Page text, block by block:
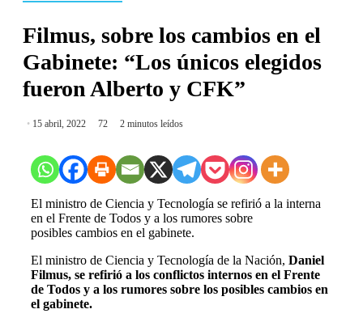
Filmus, sobre los cambios en el
Gabinete: “Los únicos elegidos
fueron Alberto y CFK”
15 abril, 2022 72 2 minutos leídos
El ministro de Ciencia y Tecnología se refirió a la interna
en el Frente de Todos y a los rumores sobre
posibles cambios en el gabinete.
El ministro de Ciencia y Tecnología de la Nación, Daniel
Filmus, se refirió a los conflictos internos en el Frente
de Todos y a los rumores sobre los posibles cambios en
el gabinete.